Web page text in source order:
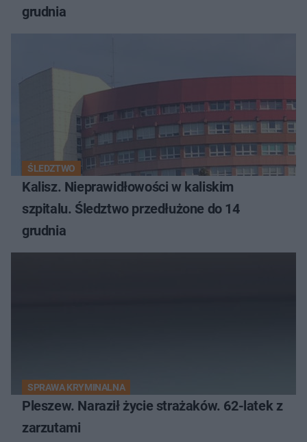
grudnia
ŚLEDZTWO
Kalisz. Nieprawidłowości w kaliskim
szpitalu. Śledztwo przedłużone do 14
grudnia
SPRAWA KRYMINALNA
Pleszew. Naraził życie strażaków. 62-latek z
zarzutami